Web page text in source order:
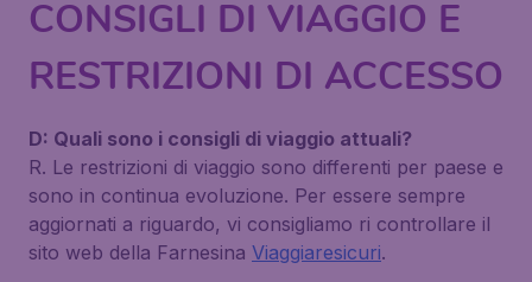
CONSIGLI DI VIAGGIO E
RESTRIZIONI DI ACCESSO
D: Quali sono i consigli di viaggio attuali?
R. Le restrizioni di viaggio sono differenti per paese e
sono in continua evoluzione. Per essere sempre
aggiornati a riguardo, vi consigliamo ri controllare il
sito web della Farnesina Viaggiaresicuri.